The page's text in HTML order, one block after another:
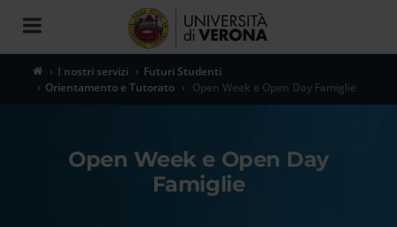
Toggle
navigation
I nostri servizi
Futuri Studenti
Orientamento e Tutorato
Open Week e Open Day Famiglie
Open Week e Open Day
Famiglie